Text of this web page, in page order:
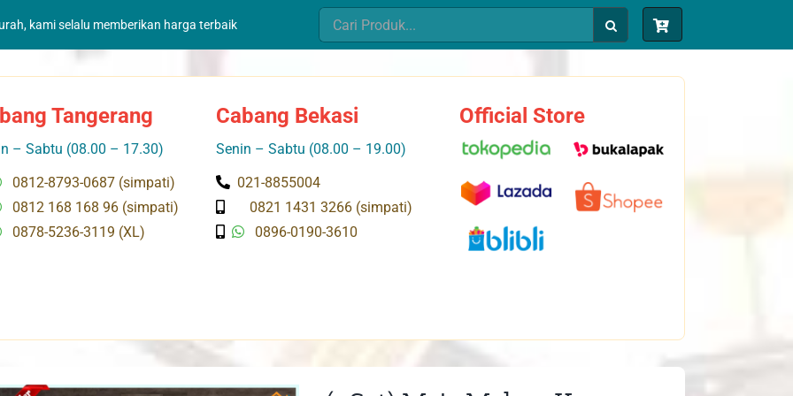
kami selalu memberikan harga terbaik
Search
for:
Tangerang
– Sabtu (08.00 – 17.30)
0812-8793-0687 (simpati)
0812 168 168 96 (simpati)
0878-5236-3119 (XL)
Cabang Bekasi
Senin – Sabtu (08.00 – 19.00)
021-8855004
0821 1431 3266 (simpati)
0896-0190-3610
Official Store